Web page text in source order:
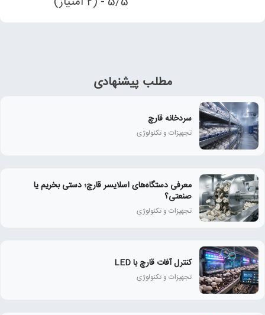
مطلب پیشنهادی
سردخانه قارچ
تجهیزات و تکنولوژی
معرفی دستگاه‌های اسلایسر قارچ؛ دستی بخریم یا
صنعتی؟
تجهیزات و تکنولوژی
کنترل آفات قارچ با LED
تجهیزات و تکنولوژی